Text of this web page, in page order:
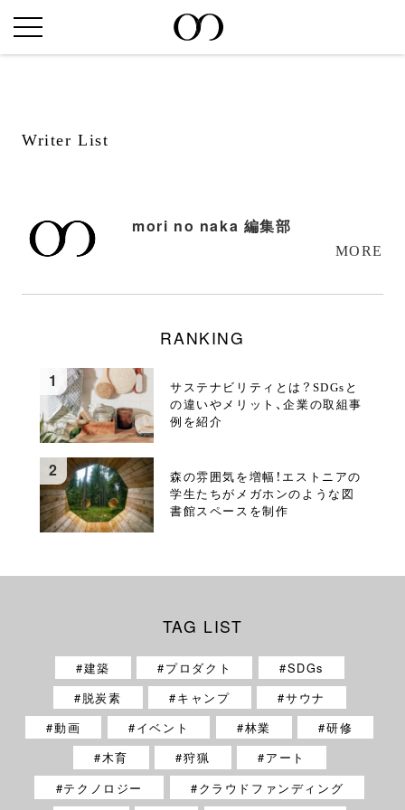
Writer List
mori no naka 編集部
MORE
RANKING
サステナビリティとは？SDGsと
の違いやメリット、企業の取組事
例を紹介
森の雰囲気を増幅！エストニアの
学生たちがメガホンのような図
書館スペースを制作
TAG LIST
建築 プロダクト
SDGs
脱炭素
キャンプ
サウナ
動画
イベント 林業
研修
木育
狩猟
アート
テクノロジー
クラウドファンディング